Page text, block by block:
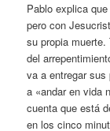
Pablo explica
pero con
su propia
del
va a entregar
a «andar en vida
cuenta que está
en los cinco